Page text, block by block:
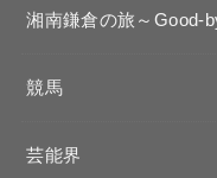
湘南鎌倉の旅～Good-
競馬
芸能界